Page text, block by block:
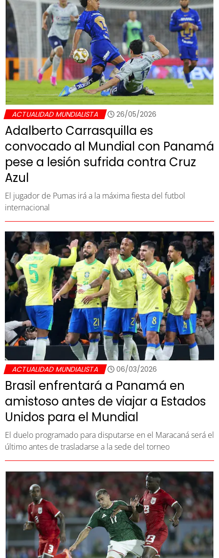
ACTUALIDAD MUNDIALISTA 26/05/2026
Adalberto Carrasquilla es
convocado al Mundial con Panamá
pese a lesión sufrida contra Cruz
Azul
El jugador de Pumas irá a la máxima fiesta del futbol
internacional
ACTUALIDAD MUNDIALISTA 06/03/2026
Brasil enfrentará a Panamá en
amistoso antes de viajar a Estados
Unidos para el Mundial
El duelo programado para disputarse en el Maracaná será el
último antes de trasladarse a la sede del torneo